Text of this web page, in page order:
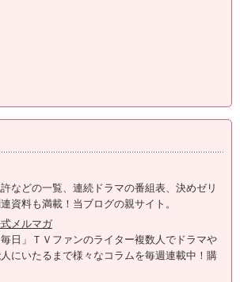
などの一覧、連続ドラマの番組表、決めゼリ
資料も満載！当ブログの親サイト。
メルマガ
毎日」ＴＶファンのライター複数人でドラマや
にいたるまで様々なコラムを毎週連載中！購